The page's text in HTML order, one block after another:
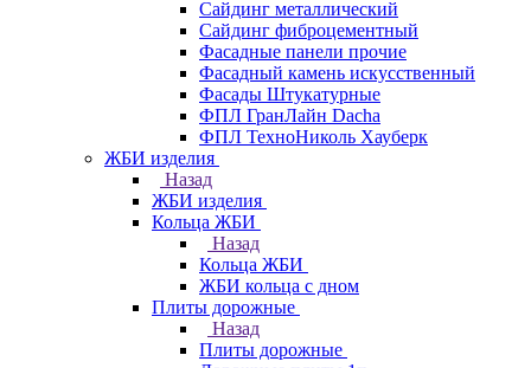
Сайдинг металлический
Сайдинг фиброцементный
Фасадные панели прочие
Фасадный камень искусственный
Фасады Штукатурные
ФПЛ ГранЛайн Dacha
ФПЛ ТехноНиколь Хауберк
ЖБИ изделия
Назад
ЖБИ изделия
Кольца ЖБИ
Назад
Кольца ЖБИ
ЖБИ кольца с дном
Плиты дорожные
Назад
Плиты дорожные